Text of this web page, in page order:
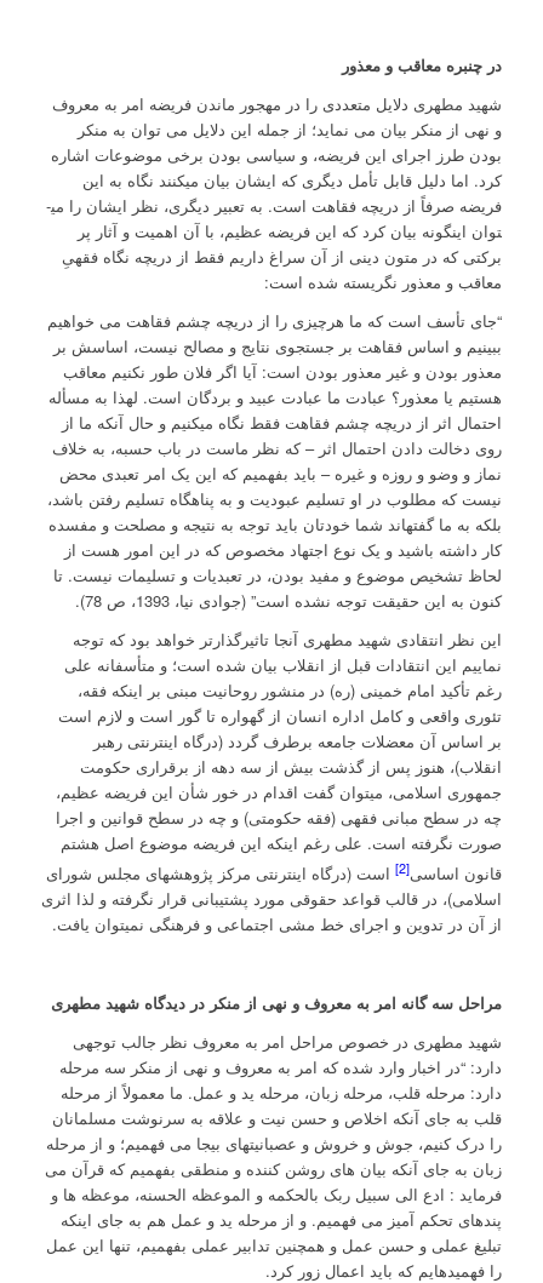
در چنبره معاقب و معذور
شهید مطهری دلایل متعددی را در مهجور ماندن فریضه امر به معروف
و نهی از منکر بیان می نماید؛ از جمله این دلایل می توان به منکر
بودن طرز اجرای این فریضه، و سیاسی بودن برخی موضوعات اشاره
کرد. اما دلیل قابل تأمل دیگری که ایشان بیان می­کنند نگاه به این
فریضه صرفاً از دریچه فقاهت است. به تعبیر دیگری، نظر ایشان را می­
توان اینگونه بیان کرد که این فریضه عظیم، با آن اهمیت و آثار پر
برکتی که در متون دینی از آن سراغ داریم فقط از دریچه نگاه فقهیِ
معاقب و معذور نگریسته شده است:
“جای تأسف است که ما هرچیزی را از دریچه چشم فقاهت می خواهیم
ببینیم و اساس فقاهت بر جستجوی نتایج و مصالح نیست، اساسش بر
معذور بودن و غیر معذور بودن است: آیا اگر فلان طور نکنیم معاقب
هستیم یا معذور؟ عبادت ما عبادت عبید و بردگان است. لهذا به مسأله
احتمال اثر از دریچه چشم فقاهت فقط نگاه می­کنیم و حال آنکه ما از
روی دخالت دادن احتمال اثر – که نظر ماست در باب حسبه، به خلاف
نماز و وضو و روزه و غیره – باید بفهمیم که این یک امر تعبدی محض
نیست که مطلوب در او تسلیم عبودیت و به پناهگاه تسلیم رفتن باشد،
بلکه به ما گفته­اند شما خودتان باید توجه به نتیجه و مصلحت و مفسده
کار داشته باشید و یک نوع اجتهاد مخصوص که در این امور هست از
لحاظ تشخیص موضوع و مفید بودن، در تعبدیات و تسلیمات نیست. تا
کنون به این حقیقت توجه نشده است” (جوادی نیا، 1393، ص 78).
این نظر انتقادی شهید مطهری آنجا تاثیرگذارتر خواهد بود که توجه
نماییم این انتقادات قبل از انقلاب بیان شده است؛ و متأسفانه علی
رغم تأکید امام خمینی (ره) در منشور روحانیت مبنی بر اینکه فقه،
تئورى واقعى و کامل اداره انسان از گهواره تا گور است و لازم است
بر اساس آن معضلات جامعه برطرف گردد (درگاه اینترنتی رهبر
انقلاب)، هنوز پس از گذشت بیش از سه دهه از برقراری حکومت
جمهوری اسلامی، می­توان گفت اقدام در خور شأن این فریضه عظیم،
چه در سطح مبانی فقهی (فقه حکومتی) و چه در سطح قوانین و اجرا
صورت نگرفته است. علی رغم اینکه این فریضه موضوع اصل هشتم
قانون اساسی[2] است (درگاه اینترنتی مرکز پژوهشهای مجلس شورای
اسلامی)، در قالب قواعد حقوقی مورد پشتیبانی قرار نگرفته و لذا اثری
از آن در تدوین و اجرای خط مشی اجتماعی و فرهنگی نمی­توان یافت.
مراحل سه گانه امر به معروف و نهی از منکر در دیدگاه شهید مطهری
شهید مطهری در خصوص مراحل امر به معروف نظر جالب توجهی
دارد: “در اخبار وارد شده که امر به معروف و نهی از منکر سه مرحله
دارد: مرحله قلب، مرحله زبان، مرحله ید و عمل. ما معمولاً از مرحله
قلب به جای آنکه اخلاص و حسن نیت و علاقه به سرنوشت مسلمانان
را درک کنیم، جوش و خروش و عصبانیتهای بیجا می فهمیم؛ و از مرحله
زبان به جای آنکه بیان های روشن کننده و منطقی بفهمیم که قرآن می
فرماید : ادع الی سبیل ربک بالحکمه و الموعظه الحسنه، موعظه ها و
پندهای تحکم آمیز می فهمیم. و از مرحله ید و عمل هم به جای اینکه
تبلیغ عملی و حسن عمل و همچنین تدابیر عملی بفهمیم، تنها این عمل
را فهمیده­ایم که باید اعمال زور کرد.